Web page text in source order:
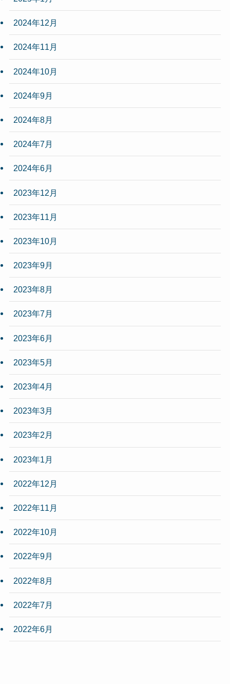
2024年12月
2024年11月
2024年10月
2024年9月
2024年8月
2024年7月
2024年6月
2023年12月
2023年11月
2023年10月
2023年9月
2023年8月
2023年7月
2023年6月
2023年5月
2023年4月
2023年3月
2023年2月
2023年1月
2022年12月
2022年11月
2022年10月
2022年9月
2022年8月
2022年7月
2022年6月